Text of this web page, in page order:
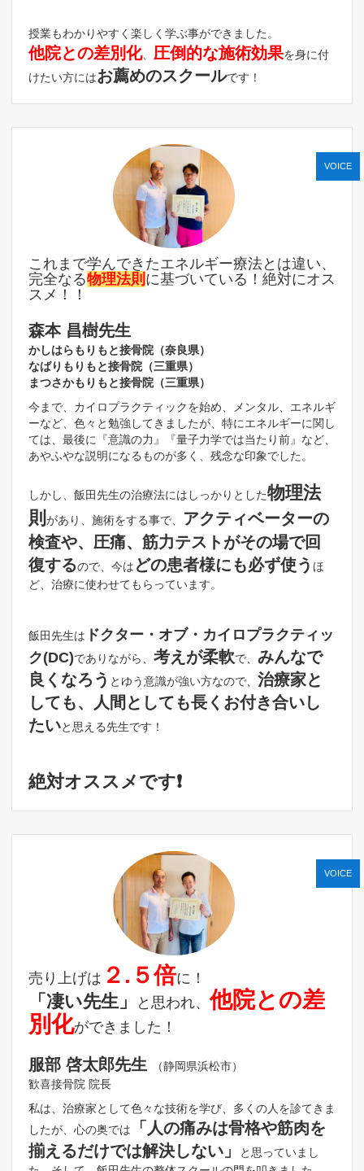
授業もわかりやすく楽しく学ぶ事ができました。
他院との差別化、 圧倒的な施術効果を身に付
けたい方にはお薦めのスクールです！
これまで学んできたエネルギー療法とは違い、
完全なる物理法則 に基づいている！絶対にオス
スメ！！
森本 昌樹先生
かしはらもりもと接骨院（奈良県）
なばりもりもと接骨院（三重県）
まつさかもりもと接骨院（三重県）
今まで、カイロプラクティックを始め、メンタル、エネルギ
ーなど、色々と勉強してきましたが、特にエネルギーに関し
ては、最後に『意識の力』『量子力学では当たり前』など、
あやふやな説明になるものが多く、残念な印象でした。
しかし、飯田先生の治療法にはしっかりとした物理法
則 があり、施術をする事で、
アクティベーターの
検査や、圧痛、筋力テストがその場で回
復するので、今は どの患者様にも必ず使う ほ
ど、治療に使わせてもらっています。
飯田先生は ドクター・オブ・カイロプラクティッ
ク(DC)でありながら、 考えが柔軟で、 みんなで
良くなろう とゆう意識が強い方なので、 治療家と
しても、人間としても長くお付き合いし
たいと思える先生です！
絶対オススメです❗️
VOICE
売り上げは ２.５倍に！
「凄い先生」 と思われ、他院との差
別化ができました！
服部 啓太郎先生
（静岡県浜松市）
歓喜接骨院 院長
私は、治療家として色々な技術を学び、多くの人を診てきま
したが、心の奥では
「人の痛みは骨格や筋肉を
揃えるだけでは解決しない」
と思っていまし
VOICE